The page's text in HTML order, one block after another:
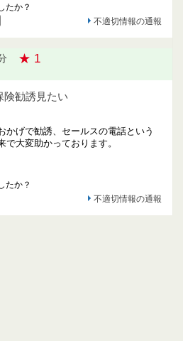
たか？
不適切情報の通報
★ 1
険勧誘見たい
かげで勧誘、セールスの電話という
大変助かっております。
たか？
不適切情報の通報